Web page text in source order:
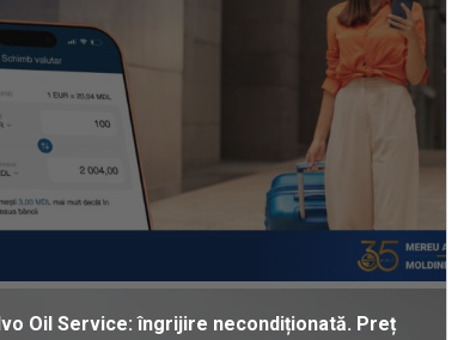
Oil Service: îngrijire necondiționată. Preț